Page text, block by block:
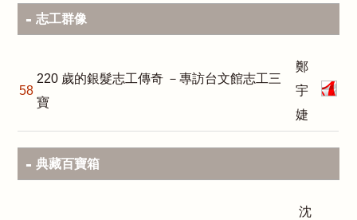
志工群像
58
220 歲的銀髮志工傳奇 －專訪台文館志工三
寶
鄭
宇
婕
典藏百寶箱
沈